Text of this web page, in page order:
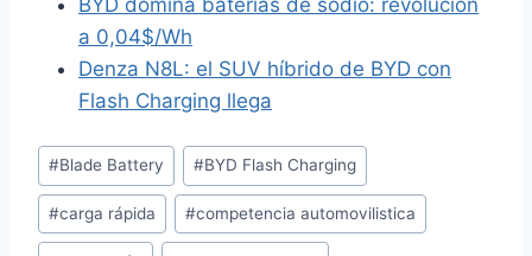
BYD domina baterías de sodio: revolución
a 0,04$/Wh
Denza N8L: el SUV híbrido de BYD con
Flash Charging llega
Etiquetas
de
la
entrada:
#Blade Battery #BYD Flash Charging
#carga rápida #competencia automovilistica